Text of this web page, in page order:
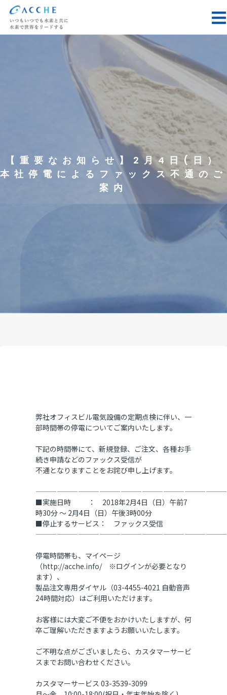
【重要なお知らせ】2月4日(日）
本社停電によるファックス不通のご
案内
弊社オフィスビル電気設備の定期点検に伴い、一
部時間帯の停電についてご案内いたします。
下記の時間帯にて、新規登録、ご注文、各種お手
続き申請などのファックス受信が
不通となりますことをお詫び申し上げます。
■実施日時 ： 2018年2月4日（日）午前7
時30分 ～ 2月4日（日）午後3時00分
■停止するサービス： ファックス受信
停電時間帯も、マイページ
（http://acche.info/ ※ログインが必要となり
ます）、
製品注文専用ダイヤル（03-4455-4021 自動音声
24時間対応）はご利用いただけます。
お客様には大変ご不便をおかけいたしますが、何
卒ご理解いただきますようお願いいたします。
ご不明な点がございましたら、カスタマーサービ
スまでお問い合わせください。
カスタマーサービス 03-3539-3099